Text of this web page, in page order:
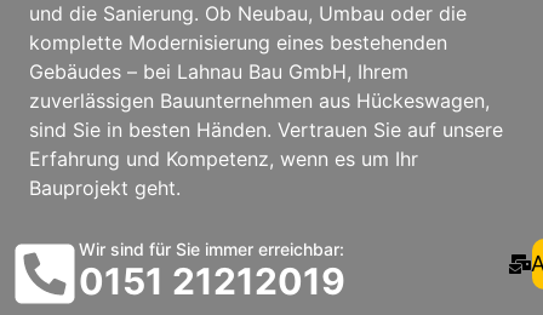
und die Sanierung. Ob Neubau, Umbau oder die
komplette Modernisierung eines bestehenden
Gebäudes – bei Lahnau Bau GmbH, Ihrem
zuverlässigen Bauunternehmen aus Hückeswagen,
sind Sie in besten Händen. Vertrauen Sie auf unsere
Erfahrung und Kompetenz, wenn es um Ihr
Bauprojekt geht.
Wir sind für Sie immer erreichbar:
0151 21212019